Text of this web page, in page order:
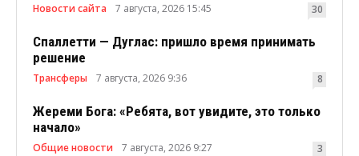
Новости сайта 7 августа, 2026 15:45 30
Спаллетти — Дуглас: пришло время принимать
решение
Трансферы 7 августа, 2026 9:36 8
Жереми Бога: «Ребята, вот увидите, это только
начало»
Общие новости 7 августа, 2026 9:27 3